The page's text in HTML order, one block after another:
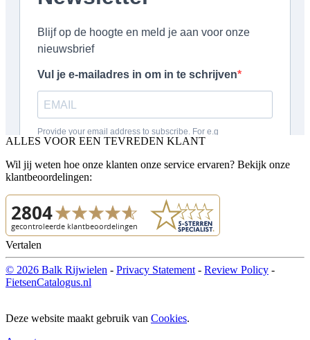
ALLES VOOR EEN TEVREDEN KLANT
Wil jij weten hoe onze klanten onze service ervaren? Bekijk onze
klantbeoordelingen:
Vertalen
© 2026 Balk Rijwielen - Privacy Statement - Review Policy -
FietsenCatalogus.nl
Deze website maakt gebruik van Cookies.